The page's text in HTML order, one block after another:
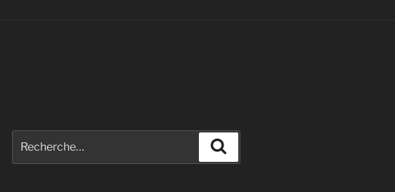
pour
: